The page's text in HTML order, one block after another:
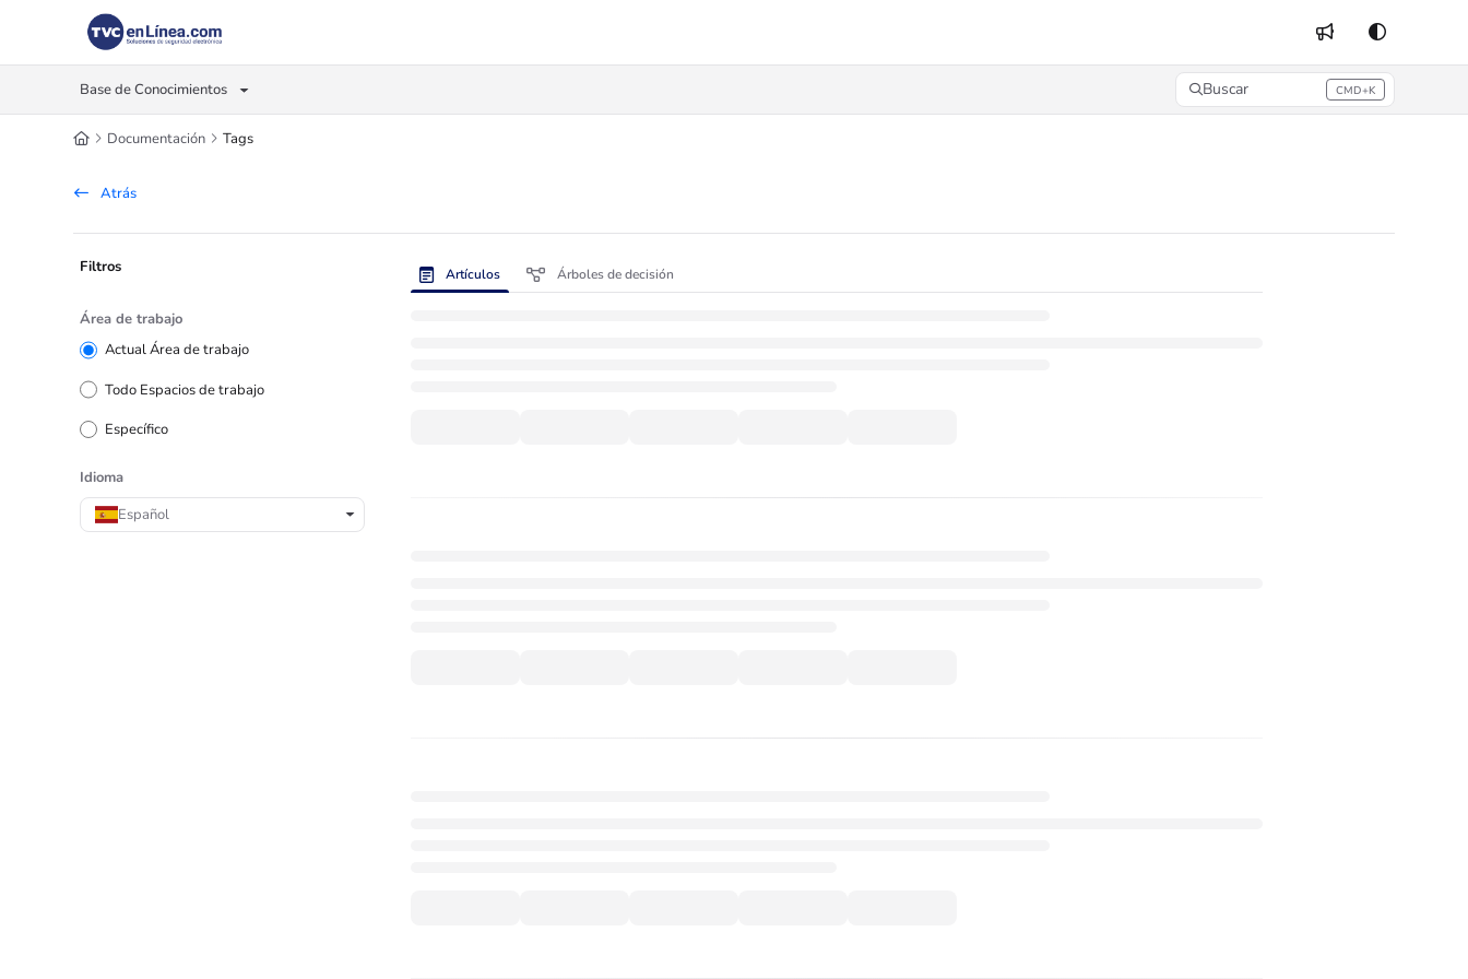
Documentation Index
Fetch the complete documentation index at:
Use this file to discover all available pages before exploring further.
Base de Conocimientos Buscar CMD+K
Press CMD+K to open search
Documentación Tags
Atrás
Filtros
Área de trabajo
Actual Área de trabajo
Todo Espacios de trabajo
Específico
Idioma
Español
Artículos Árboles de decisión